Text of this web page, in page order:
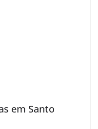
em Santo